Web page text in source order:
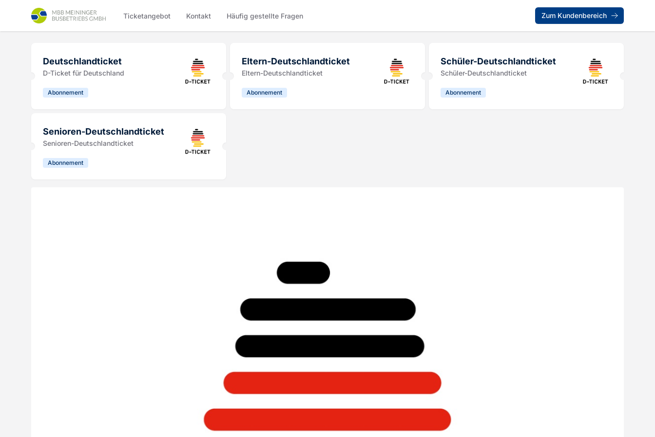
Ticketangebot Kontakt Häufig gestellte Fragen Zum Kundenbereich
Deutschlandticket
D-Ticket für Deutschland
Abonnement
Eltern-Deutschlandticket
Eltern-Deutschlandticket
Abonnement
Schüler-Deutschlandticket
Schüler-Deutschlandticket
Abonnement
Senioren-Deutschlandticket
Senioren-Deutschlandticket
Abonnement